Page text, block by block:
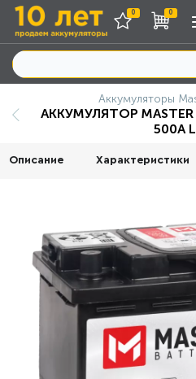
0 0
Аккумуляторы
АККУМУЛЯТОР MАSTER
500A
Описание Характеристики